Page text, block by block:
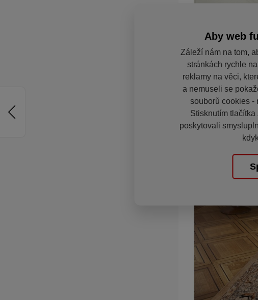
Aby web
Záleží nám na tom,
stránkách rychle
reklamy na věci,
a nemuseli se
souborů cookies -
Stisknutím tlačítka
poskytovali